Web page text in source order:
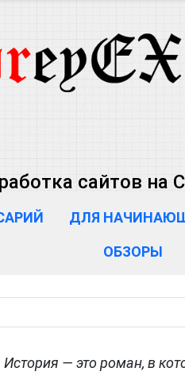
сайтов на
ДЛЯ
ОБЗОРЫ
История — это роман, в